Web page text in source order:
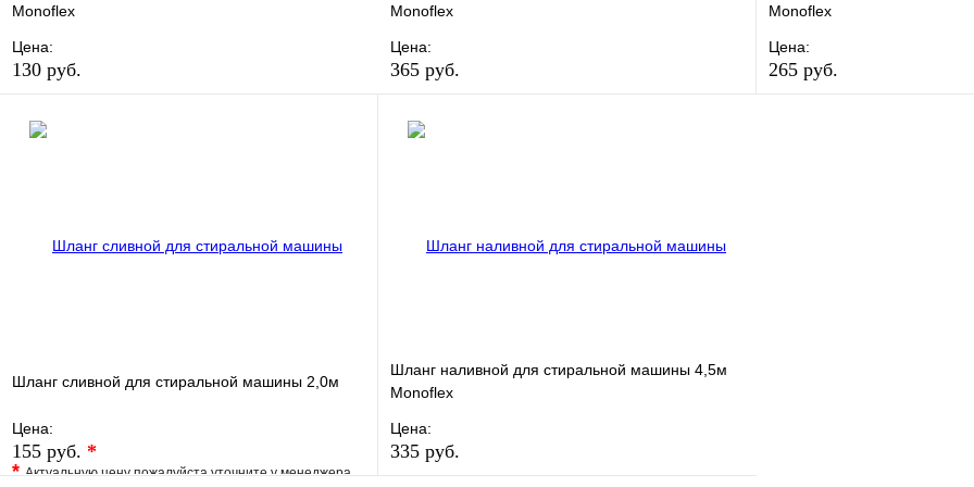
Monoflex
Цена:
130 руб.
Купить в 1 клик
Monoflex
Цена:
365 руб.
Купить в 1 клик
Monoflex
Цена:
265 руб.
Шланг сливной для стиральной машины 2,0м
Цена:
155 руб. *
*Актуальную цену пожалуйста уточните у менеджера
Шланг наливной для стиральной машины 4,5м
Monoflex
Цена:
335 руб.